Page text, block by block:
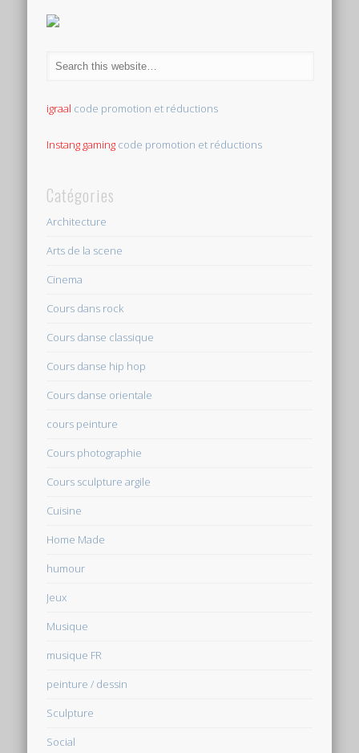
igraal code promotion et réductions
Instang gaming code promotion et réductions
Catégories
Architecture
Arts de la scene
Cinema
Cours dans rock
Cours danse classique
Cours danse hip hop
Cours danse orientale
cours peinture
Cours photographie
Cours sculpture argile
Cuisine
Home Made
humour
Jeux
Musique
musique FR
peinture / dessin
Sculpture
Social